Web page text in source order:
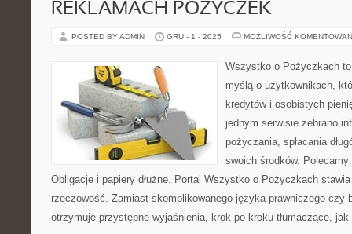
REKLAMACH POŻYCZEK
POSTED BY ADMIN GRU - 1 - 2025 MOŻLIWOŚĆ
Wszystko o Pożyczkach
myślą o użytkownikach,
kredytów i osobistych
jednym serwisie zebrano
pożyczania, spłacania
swoich środków.
Obligacje i papiery dłużne. Portal Wszystko o Pożyczkach
rzeczowość. Zamiast skomplikowanego języka prawniczego czy
otrzymuje przystępne wyjaśnienia, krok po kroku tłumaczące,